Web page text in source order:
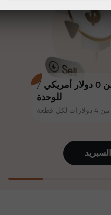
فرق السعر يبدأ من 0 دولار أمريكي /
للوحدة
قطعة
وسرعة التداول
أليش لوبرايس
على عالم
كشريك يُلهم العملاء
هاتف آيفون أو ماك
بمجرد إيداعه مبلغًا
من المال.
نحن نضمن أرباحك
مكافأة تصل إلى 1000 ضعف - أكبر